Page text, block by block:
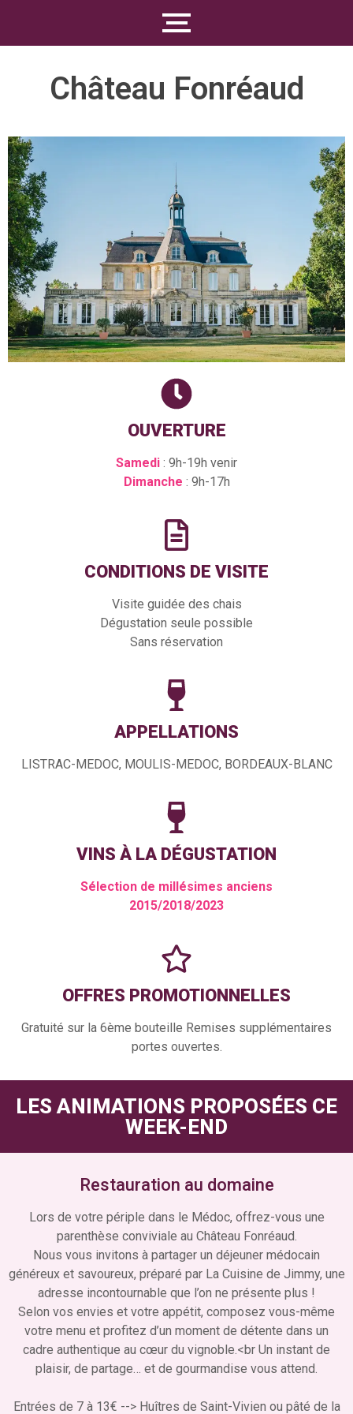
Château Fonréaud
OUVERTURE
Samedi : 9h-19h venir
Dimanche : 9h-17h
CONDITIONS DE VISITE
Visite guidée des chais
Dégustation seule possible
Sans réservation
APPELLATIONS
LISTRAC-MEDOC, MOULIS-MEDOC, BORDEAUX-BLANC
VINS À LA DÉGUSTATION
Sélection de millésimes anciens
2015/2018/2023
OFFRES PROMOTIONNELLES
Gratuité sur la 6ème bouteille Remises supplémentaires
portes ouvertes.
LES ANIMATIONS PROPOSÉES CE
WEEK-END
Restauration au domaine
Lors de votre périple dans le Médoc, offrez-vous une
parenthèse conviviale au Château Fonréaud.
Nous vous invitons à partager un déjeuner médocain
généreux et savoureux, préparé par La Cuisine de Jimmy, une
adresse incontournable que l’on ne présente plus !
Selon vos envies et votre appétit, composez vous-même
votre menu et profitez d’un moment de détente dans un
cadre authentique au cœur du vignoble.<br Un instant de
plaisir, de partage… et de gourmandise vous attend.
Entrées de 7 à 13€ --> Huîtres de Saint-Vivien ou pâté de la